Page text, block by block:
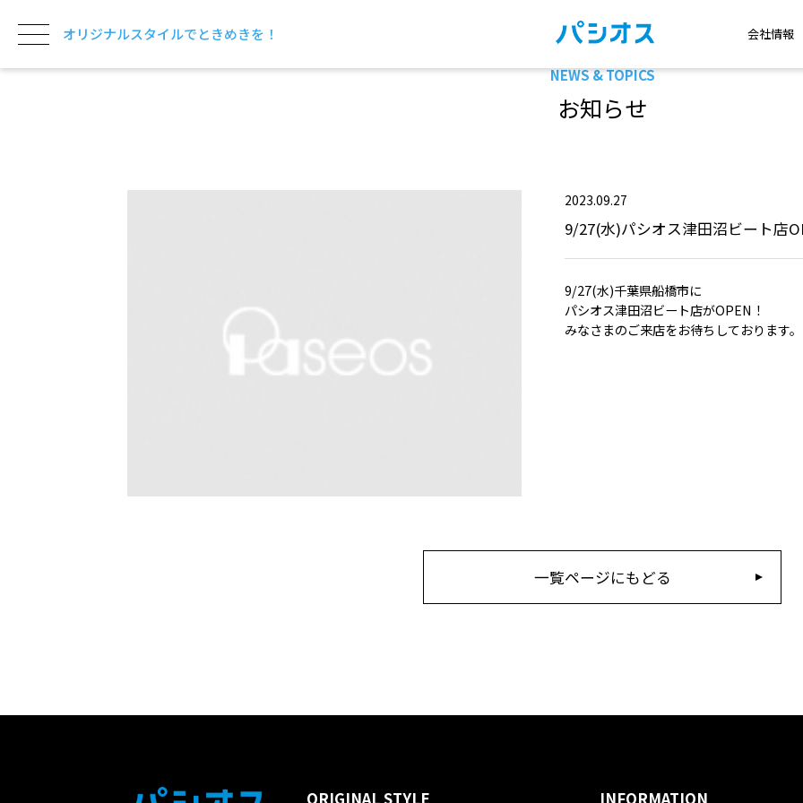
オリジナルスタイルでときめきを！ 会社情報
NEWS & TOPICS
お知らせ
2023.09.27
9/27(水)パシオス津田沼ビート店
9/27(水)千葉県船橋市に
パシオス津田沼ビート店がOPEN！
みなさまのご来店をお待ちしております。
一覧ページにもどる